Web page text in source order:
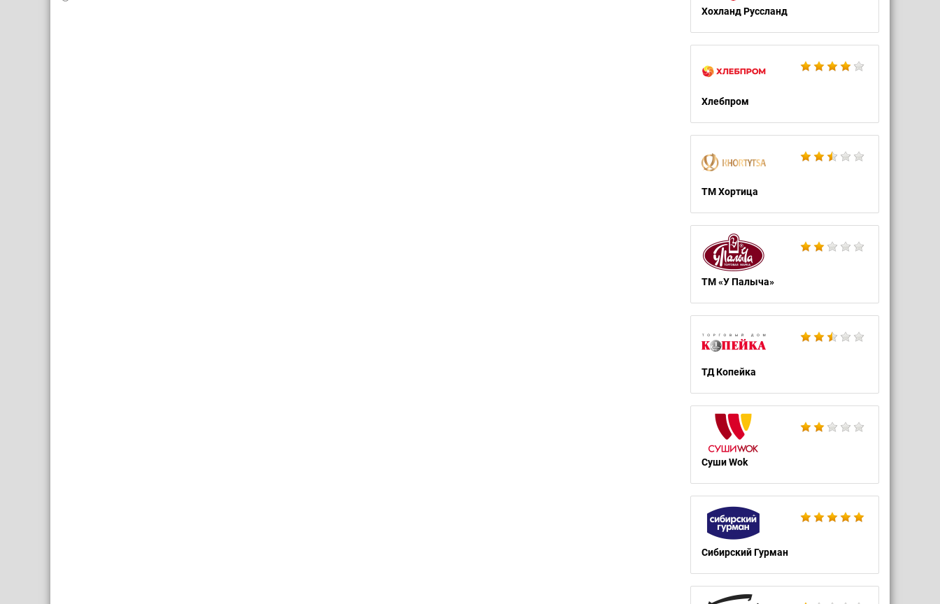
Хохланд Руссланд
Хлебпром
ТМ Хортица
ТМ «У Палыча»
ТД Копейка
Суши Wok
Сибирский Гурман